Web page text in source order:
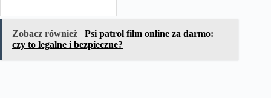
Zobacz również
Psi patrol film online za darmo:
czy to legalne i bezpieczne?